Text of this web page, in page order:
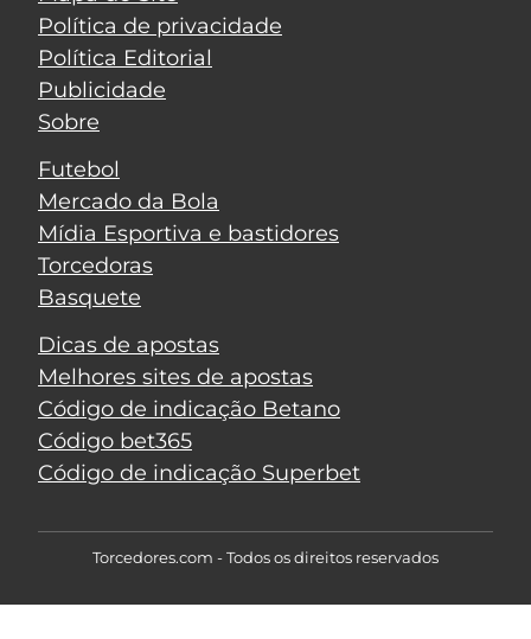
Política de privacidade
Política Editorial
Publicidade
Sobre
Futebol
Mercado da Bola
Mídia Esportiva e bastidores
Torcedoras
Basquete
Dicas de apostas
Melhores sites de apostas
Código de indicação Betano
Código bet365
Código de indicação Superbet
Torcedores.com - Todos os direitos reservados